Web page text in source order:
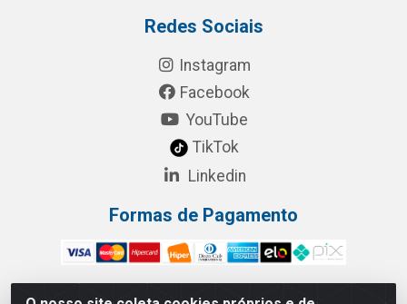
Redes Sociais
Instagram
Facebook
YouTube
TikTok
Linkedin
Formas de Pagamento